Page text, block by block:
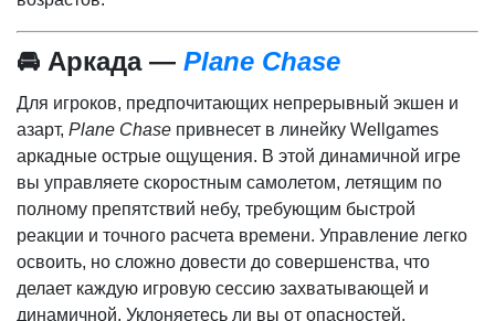
🚘 Аркада — Plane Chase
Для игроков, предпочитающих непрерывный экшен и
азарт, Plane Chase привнесет в линейку Wellgames
аркадные острые ощущения. В этой динамичной игре
вы управляете скоростным самолетом, летящим по
полному препятствий небу, требующим быстрой
реакции и точного расчета времени. Управление легко
освоить, но сложно довести до совершенства, что
делает каждую игровую сессию захватывающей и
динамичной. Уклоняетесь ли вы от опасностей,